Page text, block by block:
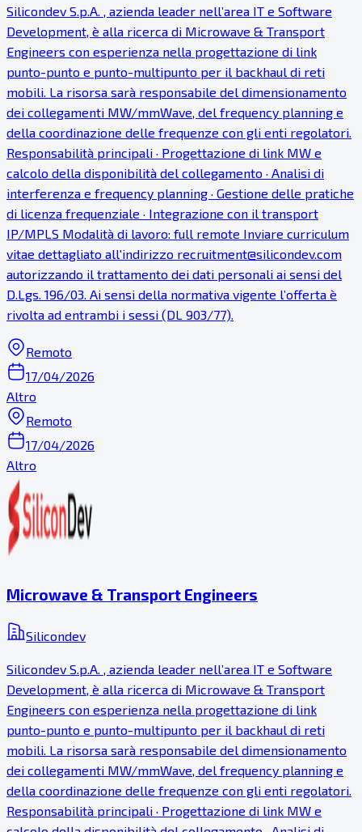
Silicondev S.p.A. , azienda leader nell’area IT e Software
Development, è alla ricerca di Microwave & Transport
Engineers con esperienza nella progettazione di link
punto-punto e punto-multipunto per il backhaul di reti
mobili. La risorsa sarà responsabile del dimensionamento
dei collegamenti MW/mmWave, del frequency planning e
della coordinazione delle frequenze con gli enti regolatori.
Responsabilità principali · Progettazione di link MW e
calcolo della disponibilità del collegamento · Analisi di
interferenza e frequency planning · Gestione delle pratiche
di licenza frequenziale · Integrazione con il transport
IP/MPLS Modalità di lavoro: full remote Inviare curriculum
vitae dettagliato all'indirizzo recruitment@silicondev.com
autorizzando il trattamento dei dati personali ai sensi del
D.Lgs. 196/03. Ai sensi della normativa vigente l’offerta è
rivolta ad entrambi i sessi (DL 903/77).
Remoto
17/04/2026
Altro
Remoto
17/04/2026
Altro
Microwave & Transport Engineers
Silicondev
Silicondev S.p.A. , azienda leader nell’area IT e Software
Development, è alla ricerca di Microwave & Transport
Engineers con esperienza nella progettazione di link
punto-punto e punto-multipunto per il backhaul di reti
mobili. La risorsa sarà responsabile del dimensionamento
dei collegamenti MW/mmWave, del frequency planning e
della coordinazione delle frequenze con gli enti regolatori.
Responsabilità principali · Progettazione di link MW e